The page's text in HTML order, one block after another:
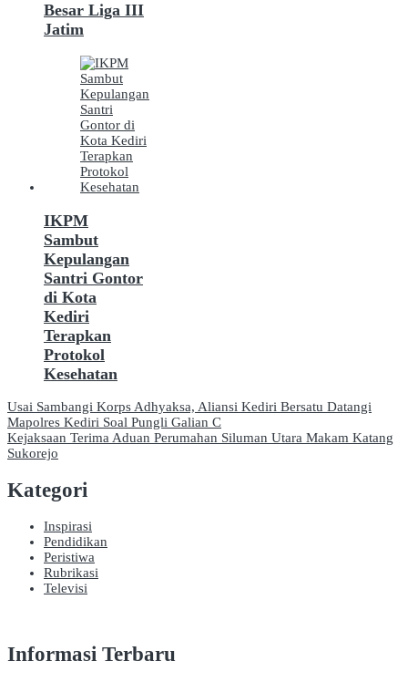
Besar Liga III
Jatim
IKPM
Sambut
Kepulangan
Santri Gontor
di Kota
Kediri
Terapkan
Protokol
Kesehatan
Navigasi
pos
Usai Sambangi Korps Adhyaksa, Aliansi Kediri Bersatu Datangi
Mapolres Kediri Soal Pungli Galian C
Kejaksaan Terima Aduan Perumahan Siluman Utara Makam Katang
Sukorejo
Kategori
Inspirasi
Pendidikan
Peristiwa
Rubrikasi
Televisi
Informasi Terbaru